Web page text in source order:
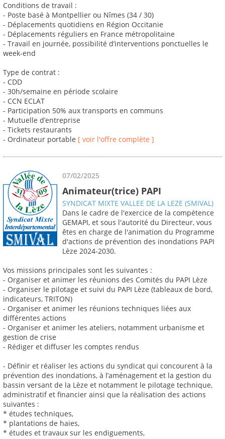
Conditions de travail :
- Poste basé à Montpellier ou Nîmes (34 / 30)
- Déplacements quotidiens en Région Occitanie
- Déplacements réguliers en France métropolitaine
- Travail en journée, possibilité d’interventions ponctuelles le
week-end
Type de contrat :
- CDD
- 30h/semaine en période scolaire
- CCN ECLAT
- Participation 50% aux transports en communs
- Mutuelle d’entreprise
- Tickets restaurants
- Ordinateur portable [ voir l'offre complète ]
07/02/2025
Animateur(trice) PAPI
SYNDICAT MIXTE VALLEE DE LA LEZE (SMIVAL)
Dans le cadre de l'exercice de la compétence
GEMAPI, et sous l'autorité du Directeur, vous
êtes en charge de l'animation du Programme
d'actions de prévention des inondations PAPI
Lèze 2024-2030.
Vos missions principales sont les suivantes :
- Organiser et animer les réunions des Comités du PAPI Lèze
- Organiser le pilotage et suivi du PAPI Lèze (tableaux de bord,
indicateurs, TRITON)
- Organiser et animer les réunions techniques liées aux
différentes actions
- Organiser et animer les ateliers, notamment urbanisme et
gestion de crise
- Rédiger et diffuser les comptes rendus
- Définir et réaliser les actions du syndicat qui concourent à la
prévention des inondations, à l’aménagement et la gestion du
bassin versant de la Lèze et notamment le pilotage technique,
administratif et financier ainsi que la réalisation des actions
suivantes :
* études techniques,
* plantations de haies,
* études et travaux sur les endiguements,